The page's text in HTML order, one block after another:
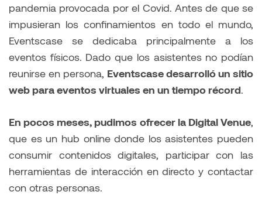
pandemia provocada por el Covid. Antes de que se
impusieran los confinamientos en todo el mundo,
Eventscase se dedicaba principalmente a los
eventos físicos. Dado que los asistentes no podían
reunirse en persona, Eventscase desarrolló un sitio
web para eventos virtuales en un tiempo récord.
En pocos meses, pudimos ofrecer la Digital Venue,
que es un hub online donde los asistentes pueden
consumir contenidos digitales, participar con las
herramientas de interacción en directo y contactar
con otras personas.